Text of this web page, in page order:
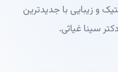
و زیبایی با جدیدترین
سینا غیاثی.